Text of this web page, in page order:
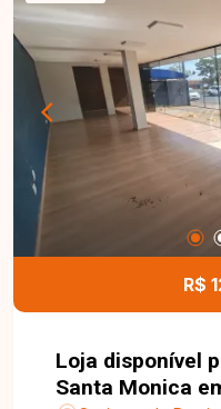
R$
Loja disponível
Santa Monica